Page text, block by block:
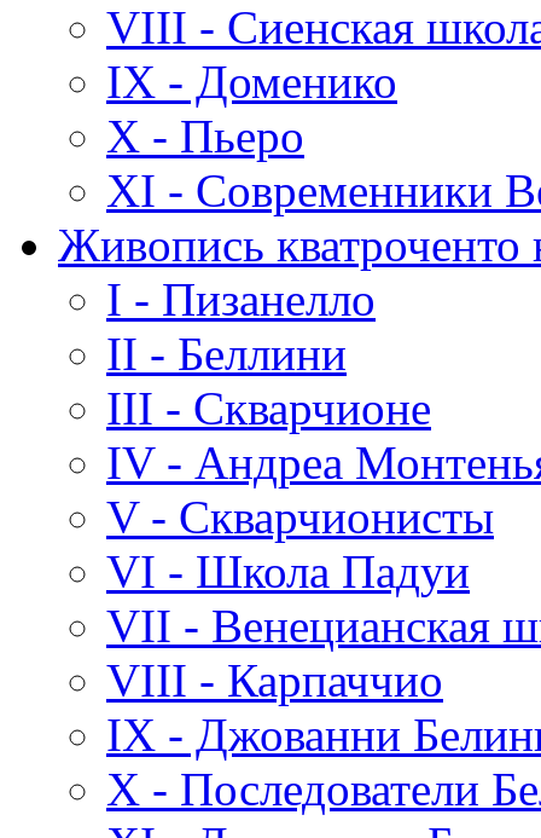
VIII - Сиенская
IX - Доменико
X - Пьеро
XI - Современники
Живопись кватроченто
I - Пизанелло
II - Беллини
III - Скварчионе
IV - Андреа
V - Скварчионисты
VI - Школа Падуи
VII - Венецианская
VIII - Карпаччио
IX - Джованни
X - Последователи